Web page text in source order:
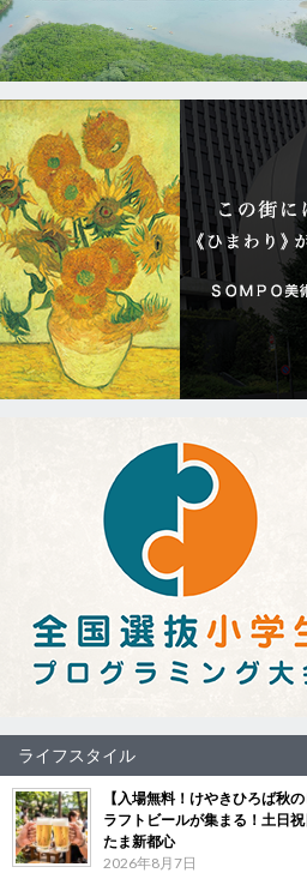
ライフスタイル
【入場無料！けやきひろば秋
ラフトビールが集まる！土日
たま新都心
2026年8月7日